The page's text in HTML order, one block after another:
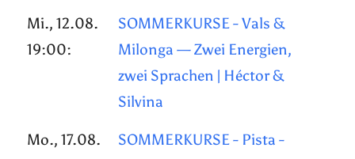
Mi., 12.08.
19:00:
SOMMERKURSE - Vals &
Milonga — Zwei Energien,
zwei Sprachen | Héctor &
Silvina
Mo., 17.08.
SOMMERKURSE - Pista -